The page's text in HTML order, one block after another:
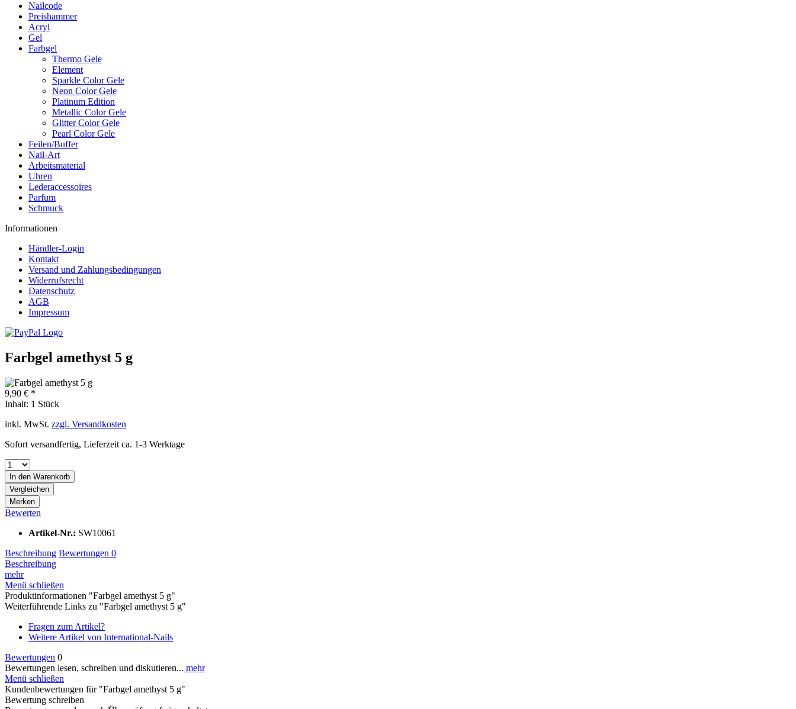
Nailcode
Preishammer
Acryl
Gel
Farbgel
Thermo Gele
Element
Sparkle Color Gele
Neon Color Gele
Platinum Edition
Metallic Color Gele
Glitter Color Gele
Pearl Color Gele
Feilen/Buffer
Nail-Art
Arbeitsmaterial
Uhren
Lederaccessoires
Parfum
Schmuck
Informationen
Händler-Login
Kontakt
Versand und Zahlungsbedingungen
Widerrufsrecht
Datenschutz
AGB
Impressum
Farbgel amethyst 5 g
9,90 € *
Inhalt: 1 Stück
inkl. MwSt. zzgl. Versandkosten
Sofort versandfertig, Lieferzeit ca. 1-3 Werktage
In den Warenkorb
Vergleichen
Merken
Bewerten
Artikel-Nr.: SW10061
Beschreibung Bewertungen 0
Beschreibung
mehr
Menü schließen
Produktinformationen "Farbgel amethyst 5 g"
Weiterführende Links zu "Farbgel amethyst 5 g"
Fragen zum Artikel?
Weitere Artikel von International-Nails
Bewertungen 0
Bewertungen lesen, schreiben und diskutieren... mehr
Menü schließen
Kundenbewertungen für "Farbgel amethyst 5 g"
Bewertung schreiben